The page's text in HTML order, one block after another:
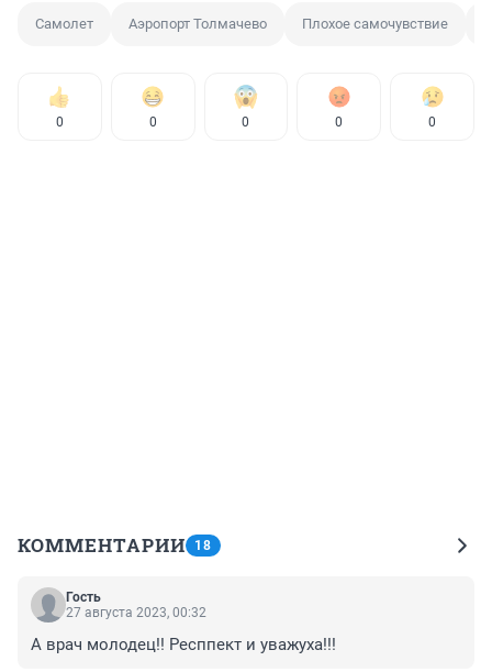
Самолет Аэропорт Толмачево Плохое самочувствие
0 0 0 0 0
КОММЕНТАРИИ 18
Гость
27 августа 2023, 00:32
А врач молодец!! Респпект и уважуха!!!